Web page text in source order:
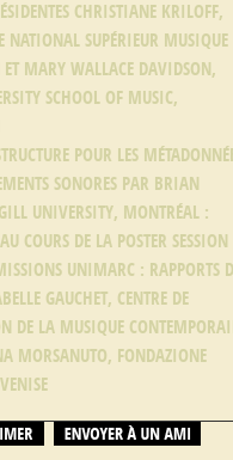
CHRISTIANE KRILOFF,
NATIONAL SUPÉRIEUR MUSIQUE
ET MARY WALLACE DAVIDSON,
SCHOOL OF MUSIC,
POUR LES
SONORES PAR BRIAN
UNIVERSITY, MONTRÉAL :
COURS DE LA POSTER SESSION
UNIMARC : RAPPORTS
GAUCHET, CENTRE DE
DE LA MUSIQUE
MORSANUTO, FONDAZIONE